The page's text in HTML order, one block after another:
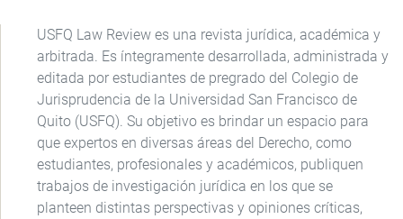
USFQ Law Review es una revista jurídica, académica y
arbitrada. Es íntegramente desarrollada, administrada y
editada por estudiantes de pregrado del Colegio de
Jurisprudencia de la Universidad San Francisco de
Quito (USFQ). Su objetivo es brindar un espacio para
que expertos en diversas áreas del Derecho, como
estudiantes, profesionales y académicos, publiquen
trabajos de investigación jurídica en los que se
planteen distintas perspectivas y opiniones críticas,